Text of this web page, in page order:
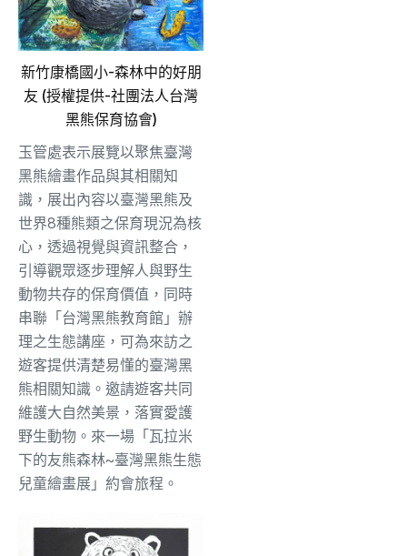
新竹康橋國小-森林中的好朋
友 (授權提供-社團法人台灣
黑熊保育協會)
玉管處表示展覽以聚焦臺灣
黑熊繪畫作品與其相關知
識，展出內容以臺灣黑熊及
世界8種熊類之保育現況為核
心，透過視覺與資訊整合，
引導觀眾逐步理解人與野生
動物共存的保育價值，同時
串聯「台灣黑熊教育館」辦
理之生態講座，可為來訪之
遊客提供清楚易懂的臺灣黑
熊相關知識。邀請遊客共同
維護大自然美景，落實愛護
野生動物。來一場「瓦拉米
下的友熊森林~臺灣黑熊生態
兒童繪畫展」約會旅程。